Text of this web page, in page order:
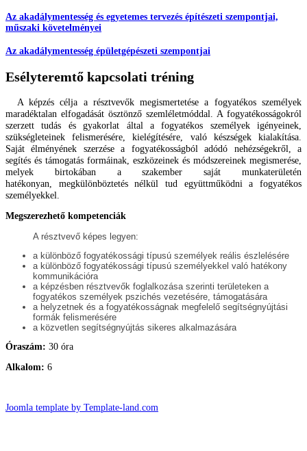
Az akadálymentesség és egyetemes tervezés építészeti szempontjai,
műszaki követelményei
Az akadálymentesség épületgépészeti szempontjai
Esélyteremtő kapcsolati tréning
A képzés célja a résztvevők megismertetése a fogyatékos személyek
maradéktalan elfogadását ösztönző szemléletmóddal. A fogyatékosságokról
szerzett tudás és gyakorlat által a fogyatékos személyek igényeinek,
szükségleteinek felismerésére, kielégítésére, való készségek kialakítása.
Saját élményének szerzése a fogyatékosságból adódó nehézségekről, a
segítés és támogatás formáinak, eszközeinek és módszereinek megismerése,
melyek birtokában a szakember saját munkaterületén
hatékonyan, megkülönböztetés nélkül tud együttműködni a fogyatékos
személyekkel.
Megszerezhető kompetenciák
A résztvevő képes legyen:
a különböző fogyatékossági típusú személyek reális észlelésére
a különböző fogyatékossági típusú személyekkel való hatékony
kommunikációra
a képzésben résztvevők foglalkozása szerinti területeken a
fogyatékos személyek pszichés vezetésére, támogatására
a helyzetnek és a fogyatékosságnak megfelelő segítségnyújtási
formák felismerésére
a közvetlen segítségnyújtás sikeres alkalmazására
Óraszám: 30 óra
Alkalom: 6
Joomla template by Template-land.com